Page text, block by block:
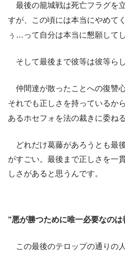
最後の籠城戦は死亡フラグを
すが、この頃には本当にやめて
ぅ…って自分は本当に懇願して
そして最後まで彼等は彼等らし
仲間達が散ったことへの復讐
それでも正しさを持っているか
あるホセフォを法の裁きに委ね
どれだけ葛藤があろうとも最
がすごい。最後まで正しさを一
しさがあると思うんです。
“悪が勝つために唯一必要なの
この最後のテロップの通りの